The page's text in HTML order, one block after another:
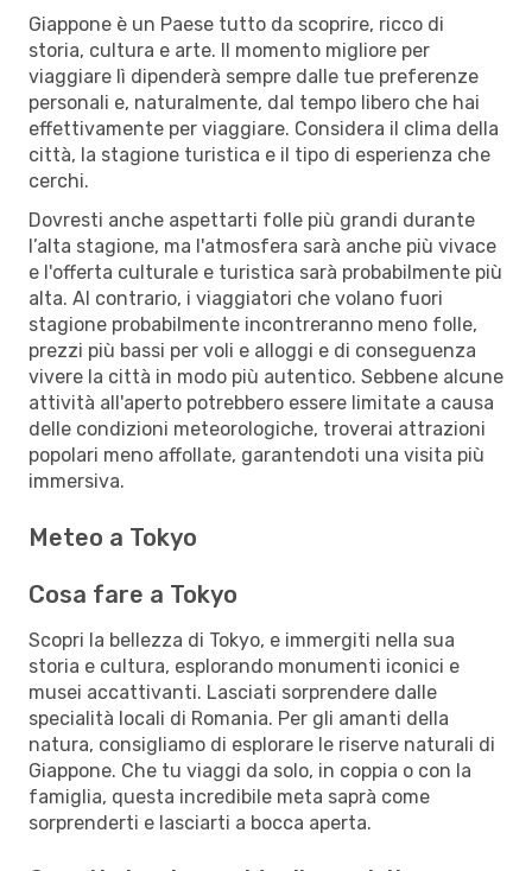
Giappone è un Paese tutto da scoprire, ricco di
storia, cultura e arte. Il momento migliore per
viaggiare lì dipenderà sempre dalle tue preferenze
personali e, naturalmente, dal tempo libero che hai
effettivamente per viaggiare. Considera il clima della
città, la stagione turistica e il tipo di esperienza che
cerchi.
Dovresti anche aspettarti folle più grandi durante
l’alta stagione, ma l'atmosfera sarà anche più vivace
e l'offerta culturale e turistica sarà probabilmente più
alta. Al contrario, i viaggiatori che volano fuori
stagione probabilmente incontreranno meno folle,
prezzi più bassi per voli e alloggi e di conseguenza
vivere la città in modo più autentico. Sebbene alcune
attività all'aperto potrebbero essere limitate a causa
delle condizioni meteorologiche, troverai attrazioni
popolari meno affollate, garantendoti una visita più
immersiva.
Meteo a Tokyo
Cosa fare a Tokyo
Scopri la bellezza di Tokyo, e immergiti nella sua
storia e cultura, esplorando monumenti iconici e
musei accattivanti. Lasciati sorprendere dalle
specialità locali di Romania. Per gli amanti della
natura, consigliamo di esplorare le riserve naturali di
Giappone. Che tu viaggi da solo, in coppia o con la
famiglia, questa incredibile meta saprà come
sorprenderti e lasciarti a bocca aperta.